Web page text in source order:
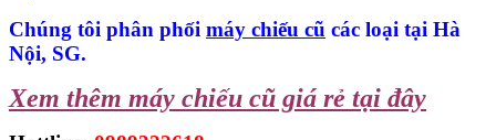
Chúng tôi phân phối máy chiếu cũ các loại tại Hà
Nội, SG.
Xem thêm máy chiếu cũ giá rẻ tại đây